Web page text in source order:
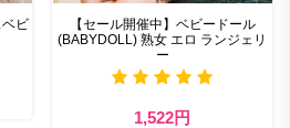
ビ
【セール開催中】ベビードール
(BABYDOLL) 熟女 エロ ランジェリ
ー
1,522円